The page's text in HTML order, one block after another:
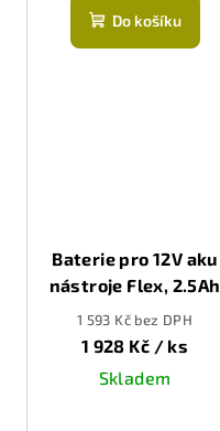
Do košíku
Baterie pro 12V aku
nástroje Flex, 2.5Ah
1 593 Kč bez DPH
1 928 Kč / ks
Skladem